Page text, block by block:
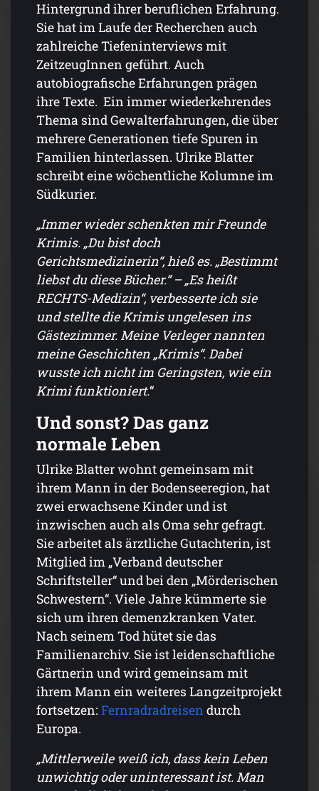
Hintergrund ihrer beruflichen Erfahrung.
Sie hat im Laufe der Recherchen auch
zahlreiche Tiefeninterviews mit
ZeitzeugInnen geführt. Auch
autobiografische Erfahrungen prägen
ihre Texte. Ein immer wiederkehrendes
Thema sind Gewalterfahrungen, die über
mehrere Generationen tiefe Spuren in
Familien hinterlassen. Ulrike Blatter
schreibt eine wöchentliche Kolumne im
Südkurier.
„Immer wieder schenkten mir Freunde
Krimis. „Du bist doch
Gerichtsmedizinerin“, hieß es. „Bestimmt
liebst du diese Bücher.“ – „Es heißt
RECHTS-Medizin“, verbesserte ich sie
und stellte die Krimis ungelesen ins
Gästezimmer. Meine Verleger nannten
meine Geschichten „Krimis“. Dabei
wusste ich nicht im Geringsten, wie ein
Krimi funktioniert.“
Und sonst? Das ganz
normale Leben
Ulrike Blatter wohnt gemeinsam mit
ihrem Mann in der Bodenseeregion, hat
zwei erwachsene Kinder und ist
inzwischen auch als Oma sehr gefragt.
Sie arbeitet als ärztliche Gutachterin, ist
Mitglied im „Verband deutscher
Schriftsteller“ und bei den „Mörderischen
Schwestern“. Viele Jahre kümmerte sie
sich um ihren demenzkranken Vater.
Nach seinem Tod hütet sie das
Familienarchiv. Sie ist leidenschaftliche
Gärtnerin und wird gemeinsam mit
ihrem Mann ein weiteres Langzeitprojekt
fortsetzen: Fernradradreisen durch
Europa.
„Mittlerweile weiß ich, dass kein Leben
unwichtig oder uninteressant ist. Man